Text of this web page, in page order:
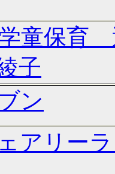
童保育
子
ン
アリー